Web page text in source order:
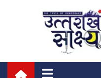
My News Portal